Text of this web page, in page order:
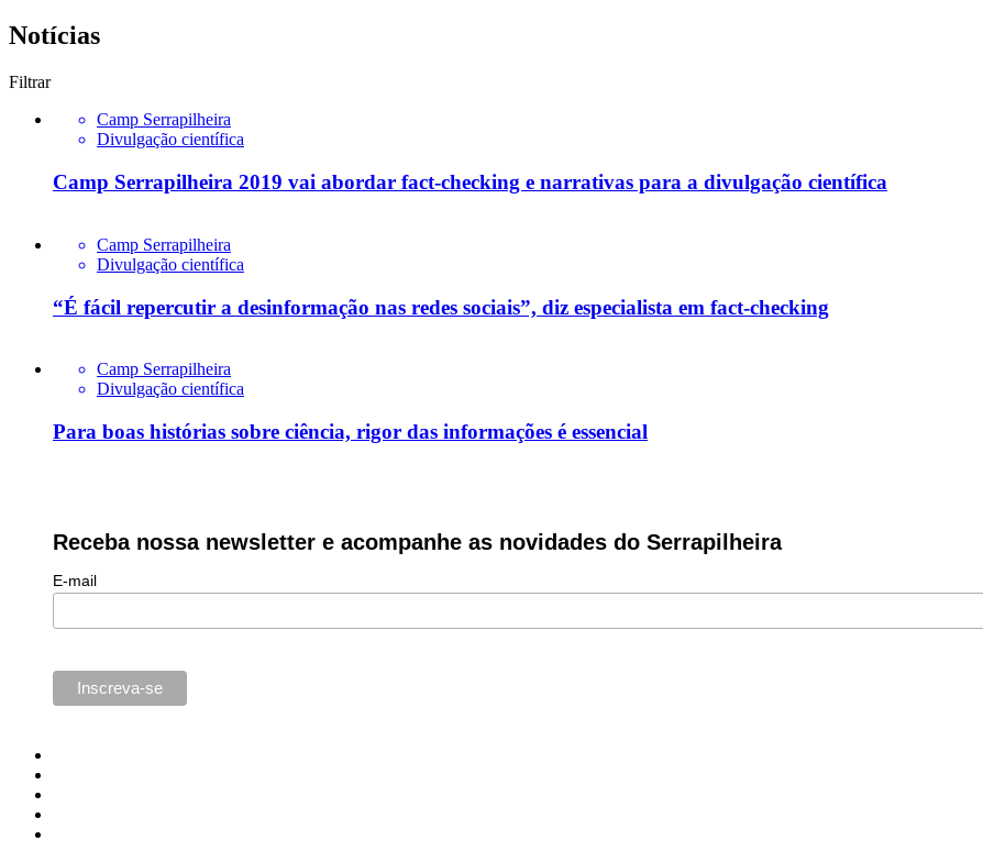
Notícias
Filtrar
Camp Serrapilheira
Divulgação científica
Camp Serrapilheira 2019 vai abordar fact-checking e narrativas para a divulgação científica
Camp Serrapilheira
Divulgação científica
“É fácil repercutir a desinformação nas redes sociais”, diz especialista em fact-checking
Camp Serrapilheira
Divulgação científica
Para boas histórias sobre ciência, rigor das informações é essencial
Receba nossa newsletter e acompanhe as novidades do Serrapilheira
E-mail